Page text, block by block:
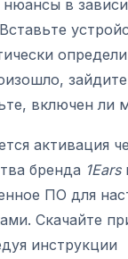
в
включен ли
активация
бренда 1Ears
ПО для
Скачайте
инструкции